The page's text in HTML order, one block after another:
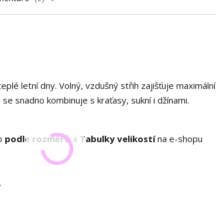
letní dny. Volný, vzdušný střih zajišťuje maximální
snadno kombinuje s kraťasy, sukní i džínami.
podle rozměrůa Tabulky velikostína e-shopu